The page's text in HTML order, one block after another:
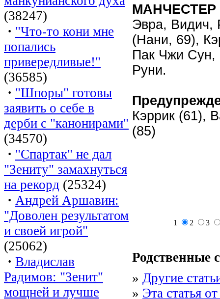
(38247)
· "Что-то кони мне
попались
привередливые!"
(36585)
· "Шпоры" готовы
заявить о себе в
дерби с "канонирами"
(34570)
· "Спартак" не дал
"Зениту" замахнуться
на рекорд (25324)
· Андрей Аршавин:
"Доволен результатом
и своей игрой"
(25062)
· Владислав
Радимов: "Зенит"
мощней и лучше
Эвра, Видич,
(Нани, 69),
Пак Чжи Сун,
Руни.
Кэррик (61),
(85)
1 2 3
Родственные
» Другие
» Эта статья